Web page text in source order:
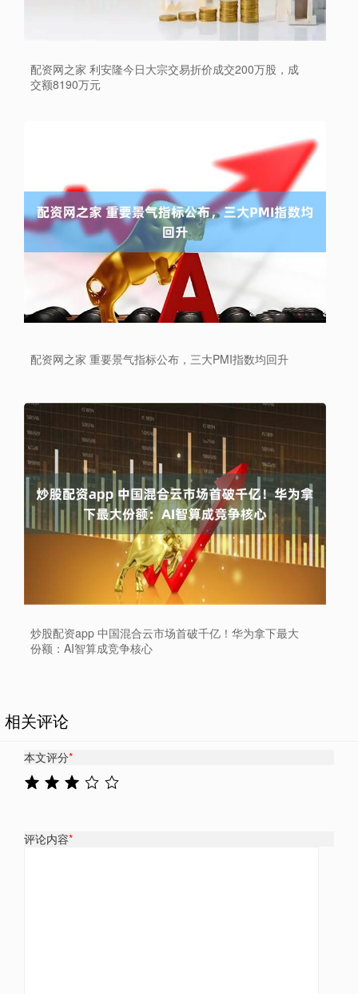
配资网之家 利安隆今日大宗交易折价成交200万股，成
交额8190万元
配资网之家 重要景气指标公布，三大PMI指数均回升
炒股配资app 中国混合云市场首破千亿！华为拿下最大
份额：AI智算成竞争核心
相关评论
本文评分*
评论内容*